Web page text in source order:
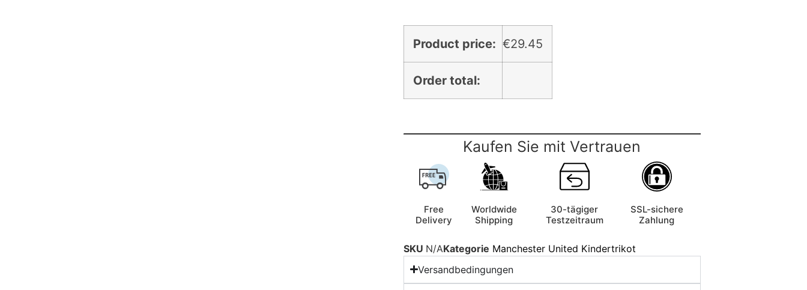
Product price: €29.45
Order total:
Kaufen Sie mit Vertrauen
Free
Delivery
Worldwide
Shipping
30-tägiger
Testzeitraum
SSL-sichere
Zahlung
SKU N/AKategorie Manchester United Kindertrikot
Versandbedingungen